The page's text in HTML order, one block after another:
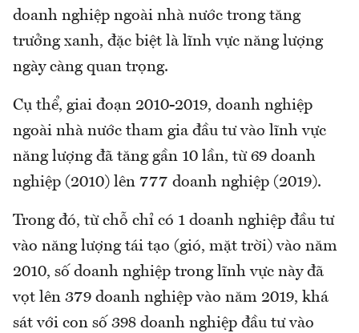
doanh nghiệp ngoài nhà nước trong tăng
trưởng xanh, đặc biệt là lĩnh vực năng lượng
ngày càng quan trọng.
Cụ thể, giai đoạn 2010-2019, doanh nghiệp
ngoài nhà nước tham gia đầu tư vào lĩnh vực
năng lượng đã tăng gần 10 lần, từ 69 doanh
nghiệp (2010) lên 777 doanh nghiệp (2019).
Trong đó, từ chỗ chỉ có 1 doanh nghiệp đầu tư
vào năng lượng tái tạo (gió, mặt trời) vào năm
2010, số doanh nghiệp trong lĩnh vực này đã
vọt lên 379 doanh nghiệp vào năm 2019, khá
sát với con số 398 doanh nghiệp đầu tư vào